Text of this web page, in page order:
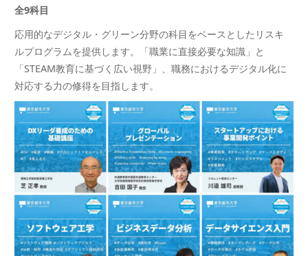
全9科目
応用的なデジタル・グリーン分野の科目をベースとしたリスキ
ルプログラムを提供します。「職業に直接必要な知識」と
「STEAM教育に基づく広い視野」、職務におけるデジタル化に
対応する力の修得を目指します。